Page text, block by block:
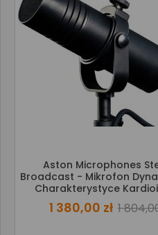
Aston Microphones
Broadcast - Mikrofon
Charakterystyce
1 380,00 zł 1